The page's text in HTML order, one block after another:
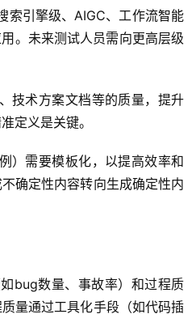
注册
索引擎级、AIGC、工作流智能
。未来测试人员需向更高层级
技术方案文档等的质量，提升
定义是关键。
）需要模板化，以提高效率和
确定性内容转向生成确定性内
bug数量、事故率）和过程质
量通过工具化手段（如代码插